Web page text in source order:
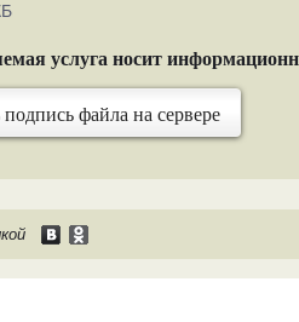
услуга носит
файла на сервере